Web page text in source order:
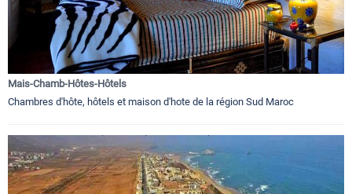
Mais-Chamb-Hôtes-Hôtels
Chambres d'hôte, hôtels et maison d'hote de la région Sud Maroc